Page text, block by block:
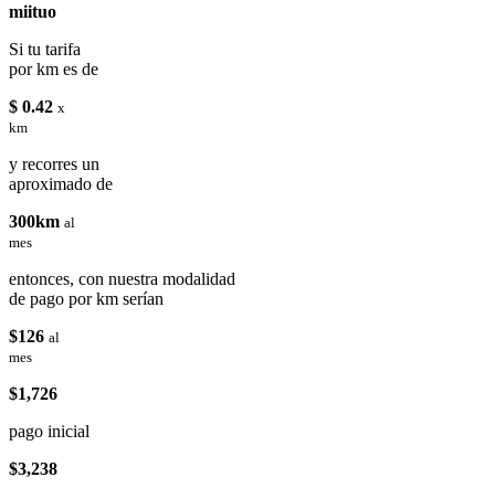
miituo
Si tu tarifa
por km es de
$ 0.42 x
km
y recorres un
aproximado de
300km al
mes
entonces, con nuestra modalidad
de pago por km serían
$126 al
mes
$1,726
pago inicial
$3,238